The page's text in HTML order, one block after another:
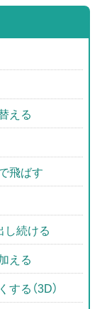
える
飛ばす
し続ける
える
る（3D）